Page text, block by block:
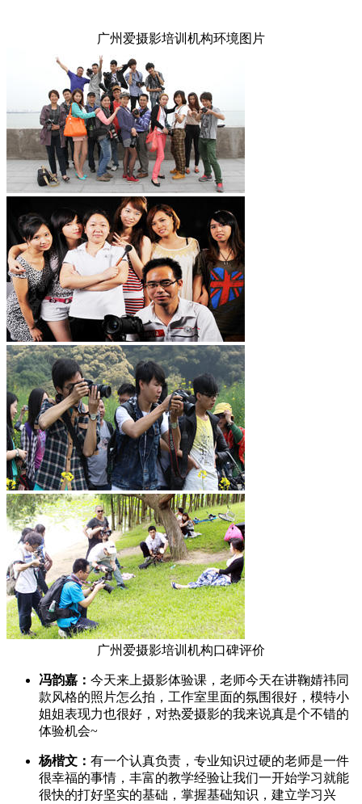
广州爱摄影培训机构环境图片
广州爱摄影培训机构口碑评价
冯韵嘉： 今天来上摄影体验课，老师今天在讲鞠婧祎同
款风格的照片怎么拍，工作室里面的氛围很好，模特小
姐姐表现力也很好，对热爱摄影的我来说真是个不错的
体验机会~
杨楷文： 有一个认真负责，专业知识过硬的老师是一件
很幸福的事情，丰富的教学经验让我们一开始学习就能
很快的打好坚实的基础，掌握基础知识，建立学习兴